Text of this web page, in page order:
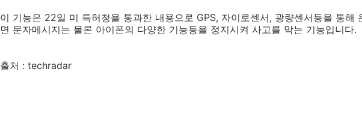
이 기능은 22일 미 특허청을 통과한 내용으로 GPS, 자이로센서, 광량센서등을 통해
면 문자메시지는 물론 아이폰의 다양한 기능등을 정지시켜 사고를 막는 기능입니다.
출처 : techradar